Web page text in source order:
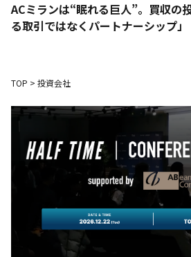
ACミランは“眠れる巨人”――。買収
る取引ではなくパートナーシップ」
TOP > 投資会社